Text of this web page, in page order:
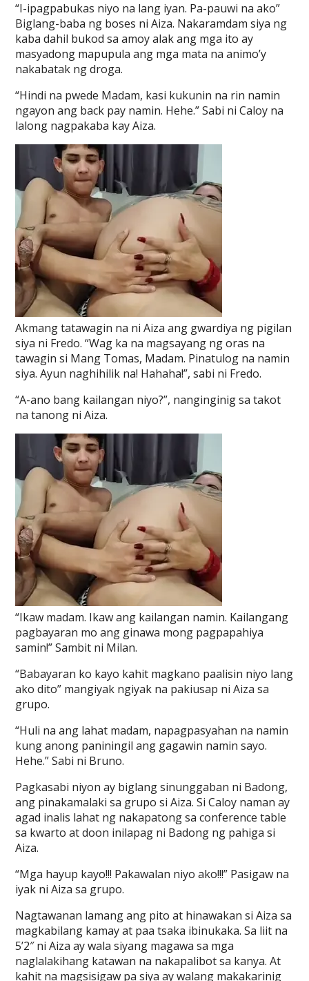
“I-ipagpabukas niyo na lang iyan. Pa-pauwi na ako”
Biglang-baba ng boses ni Aiza. Nakaramdam siya ng
kaba dahil bukod sa amoy alak ang mga ito ay
masyadong mapupula ang mga mata na animo’y
nakabatak ng droga.
“Hindi na pwede Madam, kasi kukunin na rin namin
ngayon ang back pay namin. Hehe.” Sabi ni Caloy na
lalong nagpakaba kay Aiza.
Akmang tatawagin na ni Aiza ang gwardiya ng pigilan
siya ni Fredo. “Wag ka na magsayang ng oras na
tawagin si Mang Tomas, Madam. Pinatulog na namin
siya. Ayun naghihilik na! Hahaha!”, sabi ni Fredo.
“A-ano bang kailangan niyo?”, nanginginig sa takot
na tanong ni Aiza.
“Ikaw madam. Ikaw ang kailangan namin. Kailangang
pagbayaran mo ang ginawa mong pagpapahiya
samin!” Sambit ni Milan.
“Babayaran ko kayo kahit magkano paalisin niyo lang
ako dito” mangiyak ngiyak na pakiusap ni Aiza sa
grupo.
“Huli na ang lahat madam, napagpasyahan na namin
kung anong paniningil ang gagawin namin sayo.
Hehe.” Sabi ni Bruno.
Pagkasabi niyon ay biglang sinunggaban ni Badong,
ang pinakamalaki sa grupo si Aiza. Si Caloy naman ay
agad inalis lahat ng nakapatong sa conference table
sa kwarto at doon inilapag ni Badong ng pahiga si
Aiza.
“Mga hayup kayo!!! Pakawalan niyo ako!!!” Pasigaw na
iyak ni Aiza sa grupo.
Nagtawanan lamang ang pito at hinawakan si Aiza sa
magkabilang kamay at paa tsaka ibinukaka. Sa liit na
5’2″ ni Aiza ay wala siyang magawa sa mga
naglalakihang katawan na nakapalibot sa kanya. At
kahit na magsisigaw pa siya ay walang makakarinig